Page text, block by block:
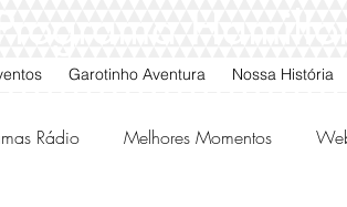
Garotinho Aventura Nossa História
Rádio Melhores Momentos